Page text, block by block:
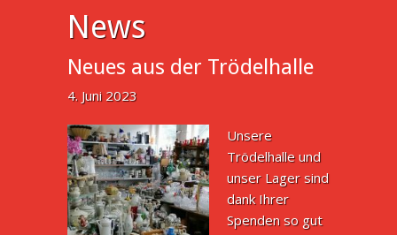
News
Neues aus der Trödelhalle
4. Juni 2023
Unsere
Trödelhalle und
unser Lager sind
dank Ihrer
Spenden so gut